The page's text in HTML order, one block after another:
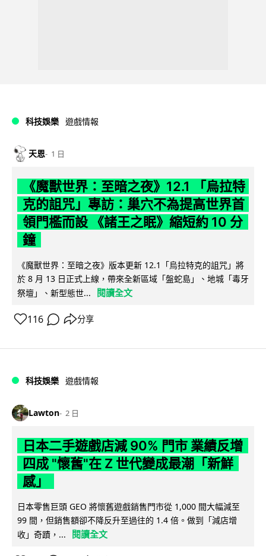
科技娛樂 遊戲情報
天恩 1 日
《魔獸世界：至暗之夜》12.1 「烏拉特
克的詛咒」專訪：巢穴不為提高世界首
領門檻而設 《諸王之眠》縮短約 10 分
鐘
《魔獸世界：至暗之夜》版本更新 12.1「烏拉特克的詛咒」將
於 8 月 13 日正式上線，帶來全新區域「盤蛇島」、地城「毒牙
祭壇」、新型態世...
閱讀全文
116 分享
科技娛樂 遊戲情報
Lawton 2 日
日本二手遊戲店減 90% 門市 業績反增
四成 "懷舊"在 Z 世代變成最潮「新鮮
感」
日本零售巨頭 GEO 將懷舊遊戲銷售門市從 1,000 間大幅減至
99 間，但銷售額卻不降反升至過往的 1.4 倍。做到「減店增
收」奇蹟，...
閱讀全文